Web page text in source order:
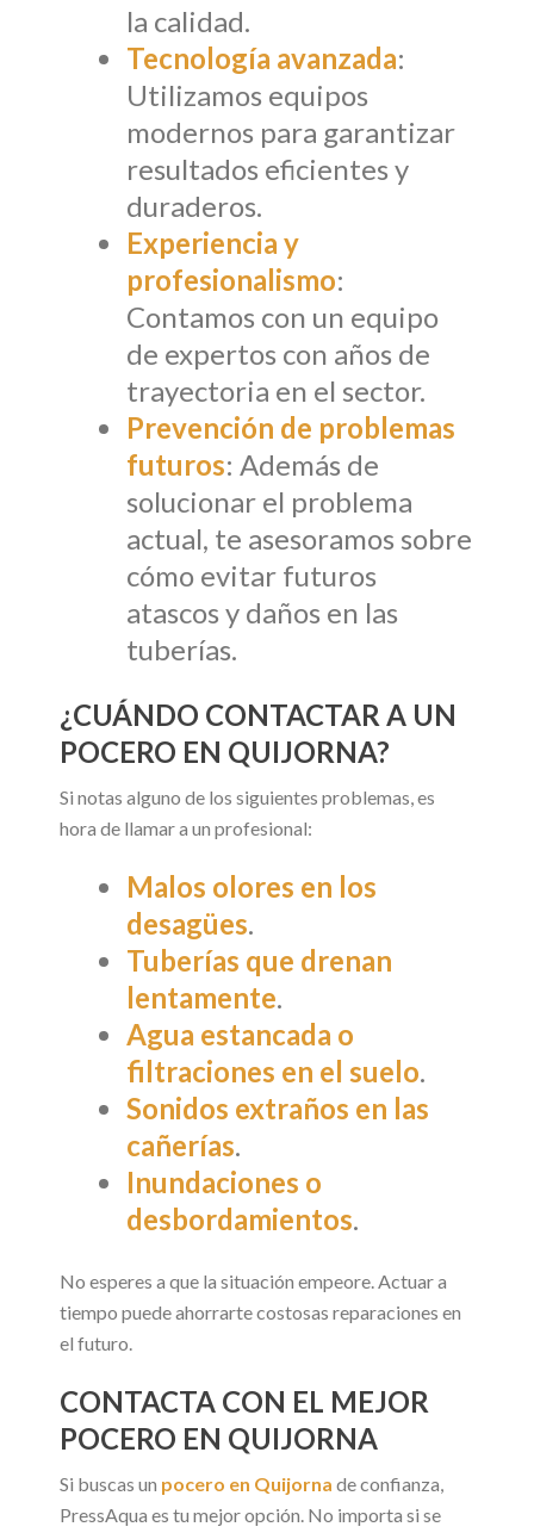
la calidad.
Tecnología avanzada:
Utilizamos equipos
modernos para garantizar
resultados eficientes y
duraderos.
Experiencia y
profesionalismo:
Contamos con un equipo
de expertos con años de
trayectoria en el sector.
Prevención de problemas
futuros: Además de
solucionar el problema
actual, te asesoramos sobre
cómo evitar futuros
atascos y daños en las
tuberías.
¿CUÁNDO CONTACTAR A UN
POCERO EN QUIJORNA?
Si notas alguno de los siguientes problemas, es
hora de llamar a un profesional:
Malos olores en los
desagües.
Tuberías que drenan
lentamente.
Agua estancada o
filtraciones en el suelo.
Sonidos extraños en las
cañerías.
Inundaciones o
desbordamientos.
No esperes a que la situación empeore. Actuar a
tiempo puede ahorrarte costosas reparaciones en
el futuro.
CONTACTA CON EL MEJOR
POCERO EN QUIJORNA
Si buscas un pocero en Quijorna de confianza,
PressAqua es tu mejor opción. No importa si se